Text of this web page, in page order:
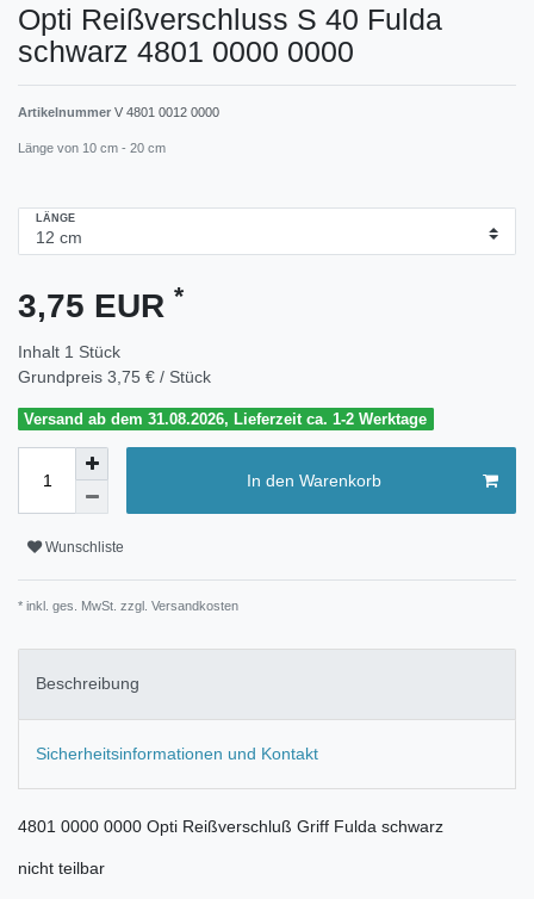
Opti Reißverschluss S 40 Fulda
schwarz 4801 0000 0000
Artikelnummer V 4801 0012 0000
Länge von 10 cm - 20 cm
LÄNGE
3,75 EUR *
Inhalt 1 Stück
Grundpreis 3,75 € / Stück
Versand ab dem 31.08.2026, Lieferzeit ca. 1-2 Werktage
In den Warenkorb
Wunschliste
* inkl. ges. MwSt. zzgl. Versandkosten
Beschreibung
Sicherheitsinformationen und Kontakt
4801 0000 0000 Opti Reißverschluß Griff Fulda schwarz
nicht teilbar